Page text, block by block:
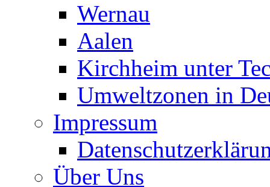
Wernau
Aalen
Kirchheim unter
Umweltzonen in
Impressum
Über Uns